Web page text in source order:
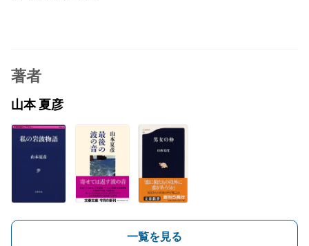
著者
山本 夏彦
一覧を見る